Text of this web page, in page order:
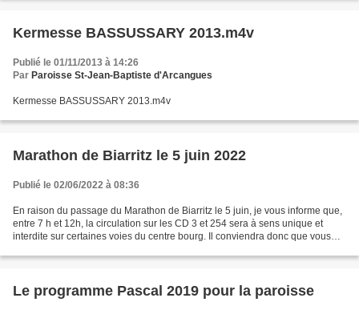
Kermesse BASSUSSARY 2013.m4v
Publié le 01/11/2013 à 14:26
Par Paroisse St-Jean-Baptiste d'Arcangues
Kermesse BASSUSSARY 2013.m4v
Marathon de Biarritz le 5 juin 2022
Publié le 02/06/2022 à 08:36
En raison du passage du Marathon de Biarritz le 5 juin, je vous informe que,
entre 7 h et 12h, la circulation sur les CD 3 et 254 sera à sens unique et
interdite sur certaines voies du centre bourg. Il conviendra donc que vous
Le programme Pascal 2019 pour la paroisse